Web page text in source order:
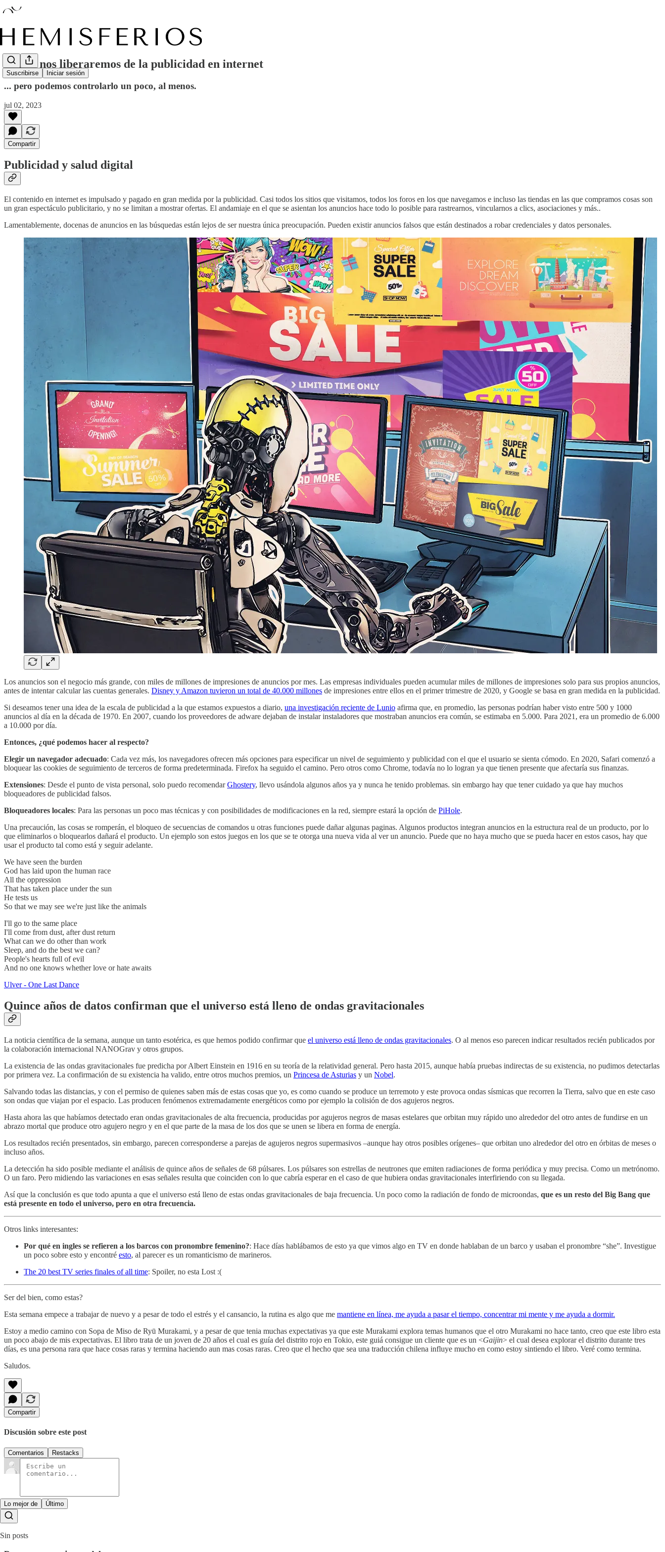
Suscribirse Iniciar sesión
Nunca nos liberaremos de la publicidad en internet
... pero podemos controlarlo un poco, al menos.
jul 02, 2023
Compartir
Publicidad y salud digital
El contenido en internet es impulsado y pagado en gran medida por la publicidad. Casi todos los sitios que visitamos, todos los foros en los que navegamos e incluso las tiendas en las que compramos cosas son
un gran espectáculo publicitario, y no se limitan a mostrar ofertas. El andamiaje en el que se asientan los anuncios hace todo lo posible para rastrearnos, vincularnos a clics, asociaciones y más..
Lamentablemente, docenas de anuncios en las búsquedas están lejos de ser nuestra única preocupación. Pueden existir anuncios falsos que están destinados a robar credenciales y datos personales.
Los anuncios son el negocio más grande, con miles de millones de impresiones de anuncios por mes. Las empresas individuales pueden acumular miles de millones de impresiones solo para sus propios anuncios,
antes de intentar calcular las cuentas generales. Disney y Amazon tuvieron un total de 40.000 millones de impresiones entre ellos en el primer trimestre de 2020, y Google se basa en gran medida en la publicidad.
Si deseamos tener una idea de la escala de publicidad a la que estamos expuestos a diario, una investigación reciente de Lunio afirma que, en promedio, las personas podrían haber visto entre 500 y 1000
anuncios al día en la década de 1970. En 2007, cuando los proveedores de adware dejaban de instalar instaladores que mostraban anuncios era común, se estimaba en 5.000. Para 2021, era un promedio de 6.000
a 10.000 por día.
Entonces, ¿qué podemos hacer al respecto?
Elegir un navegador adecuado: Cada vez más, los navegadores ofrecen más opciones para especificar un nivel de seguimiento y publicidad con el que el usuario se sienta cómodo. En 2020, Safari comenzó a
bloquear las cookies de seguimiento de terceros de forma predeterminada. Firefox ha seguido el camino. Pero otros como Chrome, todavía no lo logran ya que tienen presente que afectaría sus finanzas.
Extensiones: Desde el punto de vista personal, solo puedo recomendarGhostery, llevo usándola algunos años ya y nunca he tenido problemas. sin embargo hay que tener cuidado ya que hay muchos
bloqueadores de publicidad falsos.
Bloqueadores locales: Para las personas un poco mas técnicas y con posibilidades de modificaciones en la red, siempre estará la opción de PiHole.
Una precaución, las cosas se romperán, el bloqueo de secuencias de comandos u otras funciones puede dañar algunas paginas. Algunos productos integran anuncios en la estructura real de un producto, por lo
que eliminarlos o bloquearlos dañará el producto. Un ejemplo son estos juegos en los que se te otorga una nueva vida al ver un anuncio. Puede que no haya mucho que se pueda hacer en estos casos, hay que
usar el producto tal como está y seguir adelante.
We have seen the burden
God has laid upon the human race
All the oppression
That has taken place under the sun
He tests us
So that we may see we're just like the animals
I'll go to the same place
I'll come from dust, after dust return
What can we do other than work
Sleep, and do the best we can?
People's hearts full of evil
And no one knows whether love or hate awaits
Ulver - One Last Dance
Quince años de datos confirman que el universo está lleno de ondas gravitacionales
La noticia científica de la semana, aunque un tanto esotérica, es que hemos podido confirmar que el universo está lleno de ondas gravitacionales. O al menos eso parecen indicar resultados recién publicados por
la colaboración internacional NANOGrav y otros grupos.
La existencia de las ondas gravitacionales fue predicha por Albert Einstein en 1916 en su teoría de la relatividad general. Pero hasta 2015, aunque había pruebas indirectas de su existencia, no pudimos detectarlas
por primera vez. La confirmación de su existencia ha valido, entre otros muchos premios, un Princesa de Asturias y un Nobel.
Salvando todas las distancias, y con el permiso de quienes saben más de estas cosas que yo, es como cuando se produce un terremoto y este provoca ondas sísmicas que recorren la Tierra, salvo que en este caso
son ondas que viajan por el espacio. Las producen fenómenos extremadamente energéticos como por ejemplo la colisión de dos agujeros negros.
Hasta ahora las que habíamos detectado eran ondas gravitacionales de alta frecuencia, producidas por agujeros negros de masas estelares que orbitan muy rápido uno alrededor del otro antes de fundirse en un
abrazo mortal que produce otro agujero negro y en el que parte de la masa de los dos que se unen se libera en forma de energía.
Los resultados recién presentados, sin embargo, parecen corresponderse a parejas de agujeros negros supermasivos –aunque hay otros posibles orígenes– que orbitan uno alrededor del otro en órbitas de meses o
incluso años.
La detección ha sido posible mediante el análisis de quince años de señales de 68 púlsares. Los púlsares son estrellas de neutrones que emiten radiaciones de forma periódica y muy precisa. Como un metrónomo.
O un faro. Pero midiendo las variaciones en esas señales resulta que coinciden con lo que cabría esperar en el caso de que hubiera ondas gravitacionales interfiriendo con su llegada.
Así que la conclusión es que todo apunta a que el universo está lleno de estas ondas gravitacionales de baja frecuencia. Un poco como la radiación de fondo de microondas, que es un resto del Big Bang que
está presente en todo el universo, pero en otra frecuencia.
Otros links interesantes:
Por qué en ingles se refieren a los barcos con pronombre femenino?: Hace días hablábamos de esto ya que vimos algo en TV en donde hablaban de un barco y usaban el pronombre “she”. Investigue
un poco sobre esto y encontré esto, al parecer es un romanticismo de marineros.
The 20 best TV series finales of all time: Spoiler, no esta Lost :(
Ser del bien, como estas?
Esta semana empece a trabajar de nuevo y a pesar de todo el estrés y el cansancio, la rutina es algo que me mantiene en línea, me ayuda a pasar el tiempo, concentrar mi mente y me ayuda a dormir.
Estoy a medio camino con Sopa de Miso de Ryū Murakami, y a pesar de que tenia muchas expectativas ya que este Murakami explora temas humanos que el otro Murakami no hace tanto, creo que este libro esta
un poco abajo de mis expectativas. El libro trata de un joven de 20 años el cual es guía del distrito rojo en Tokio, este guiá consigue un cliente que es un <Gaijin> el cual desea explorar el distrito durante tres
días, es una persona rara que hace cosas raras y termina haciendo aun mas cosas raras. Creo que el hecho que sea una traducción chilena influye mucho en como estoy sintiendo el libro. Veré como termina.
Saludos.
Compartir
Discusión sobre este post
Comentarios Restacks
Lo mejor de Último
Sin posts